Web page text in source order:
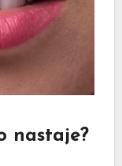
nastaje?